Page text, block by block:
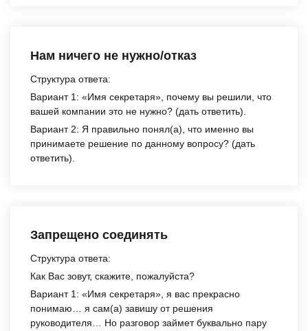
Нам ничего не нужно/отказ
Структура ответа:
Вариант 1: «Имя секретаря», почему вы решили, что
вашей компании это не нужно? (дать ответить).
Вариант 2: Я правильно понял(а), что именно вы
принимаете решение по данному вопросу? (дать
ответить).
Запрещено соединять
Структура ответа:
Как Вас зовут, скажите, пожалуйста?
Вариант 1: «Имя секретаря», я вас прекрасно
понимаю… я сам(а) завишу от решения
руководителя… Но разговор займет буквально пару